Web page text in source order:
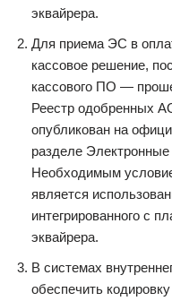
эквайрера.
Для приема ЭС в
кассовое решение,
кассового ПО —
Реестр одобренных
опубликован на
разделе
Необходимым
является
интегрированного с
эквайрера.
В системах
обеспечить